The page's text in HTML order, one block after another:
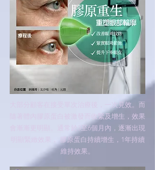
大部分顧客在接受單次治療後，一次見效。而
隨著體內膠原蛋白被激發而收緊及增生，效果
會漸漸更明顯。通常於3至6個月內，逐漸出現
明顯緊緻效果， 膠原蛋白持續增生，1年持續
維持效果。